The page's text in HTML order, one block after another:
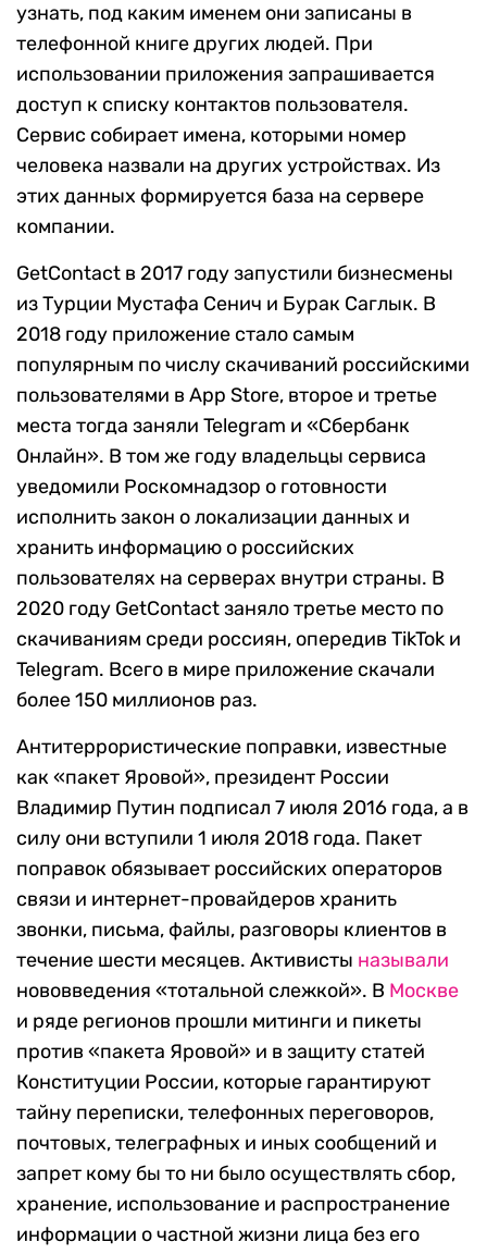
узнать, под каким именем они записаны в
телефонной книге других людей. При
использовании приложения запрашивается
доступ к списку контактов пользователя.
Сервис собирает имена, которыми номер
человека назвали на других устройствах. Из
этих данных формируется база на сервере
компании.
GetContact в 2017 году запустили бизнесмены
из Турции Мустафа Сенич и Бурак Саглык. В
2018 году приложение стало самым
популярным по числу скачиваний российскими
пользователями в App Store, второе и третье
места тогда заняли Telegram и «Сбербанк
Онлайн». В том же году владельцы сервиса
уведомили Роскомнадзор о готовности
исполнить закон о локализации данных и
хранить информацию о российских
пользователях на серверах внутри страны. В
2020 году GetContact заняло третье место по
скачиваниям среди россиян, опередив TikTok и
Telegram. Всего в мире приложение скачали
более 150 миллионов раз.
Антитеррористические поправки, известные
как «пакет Яровой», президент России
Владимир Путин подписал 7 июля 2016 года, а в
силу они вступили 1 июля 2018 года. Пакет
поправок обязывает российских операторов
связи и интернет-провайдеров хранить
звонки, письма, файлы, разговоры клиентов в
течение шести месяцев. Активисты называли
нововведения «тотальной слежкой». В Москве
и ряде регионов прошли митинги и пикеты
против «пакета Яровой» и в защиту статей
Конституции России, которые гарантируют
тайну переписки, телефонных переговоров,
почтовых, телеграфных и иных сообщений и
запрет кому бы то ни было осуществлять сбор,
хранение, использование и распространение
информации о частной жизни лица без его